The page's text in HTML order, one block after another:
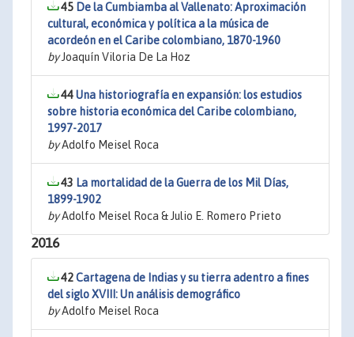
45 De la Cumbiamba al Vallenato: Aproximación
cultural, económica y política a la música de
acordeón en el Caribe colombiano, 1870-1960
byJoaquín Viloria De La Hoz
44Una historiografía en expansión: los estudios
sobre historia económica del Caribe colombiano,
1997-2017
byAdolfo Meisel Roca
43 La mortalidad de la Guerra de los Mil Días,
1899-1902
byAdolfo Meisel Roca & Julio E. Romero Prieto
2016
42Cartagena de Indias y su tierra adentro a fines
del siglo XVIII: Un análisis demográfico
byAdolfo Meisel Roca